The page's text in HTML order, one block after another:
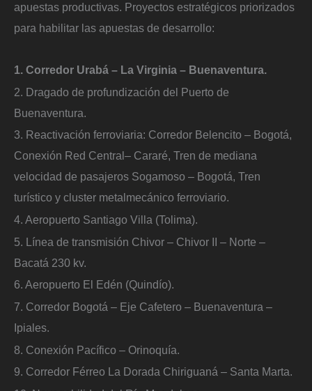
apuestas productivas. Proyectos estratégicos priorizados
para habilitar las apuestas de desarrollo:
1. Corredor Urabá – La Virginia – Buenaventura.
2. Dragado de profundización del Puerto de
Buenaventura.
3. Reactivación ferroviaria: Corredor Belencito – Bogotá,
Conexión Red Central– Cararé, Tren de mediana
velocidad de pasajeros Sogamoso – Bogotá, Tren
turístico y cluster metalmecánico ferroviario.
4. Aeropuerto Santiago Villa (Tolima).
5. Línea de transmisión Chivor – Chivor II – Norte –
Bacatá 230 kv.
6. Aeropuerto El Edén (Quindío).
7. Corredor Bogotá – Eje Cafetero – Buenaventura –
Ipiales.
8. Conexión Pacífico – Orinoquía.
9. Corredor Férreo La Dorada Chiriguaná – Santa Marta.